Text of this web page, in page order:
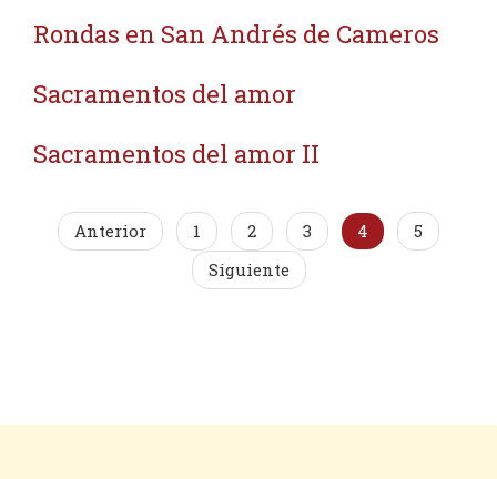
Rondas en San Andrés de Cameros
Sacramentos del amor
Sacramentos del amor II
Anterior 1 2 3 4
5
Siguiente